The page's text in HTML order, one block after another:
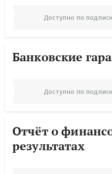
Доступно по
Банковские
Доступно по
Отчёт о
результатах